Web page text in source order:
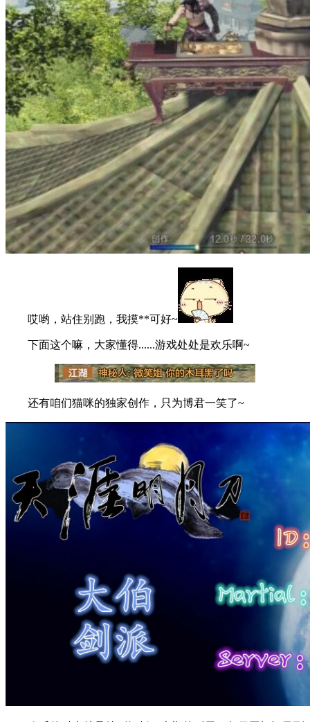
哎哟，站住别跑，我摸**可好~
下面这个嘛，大家懂得......游戏处处是欢乐啊~
还有咱们猫咪的独家创作，只为博君一笑了~